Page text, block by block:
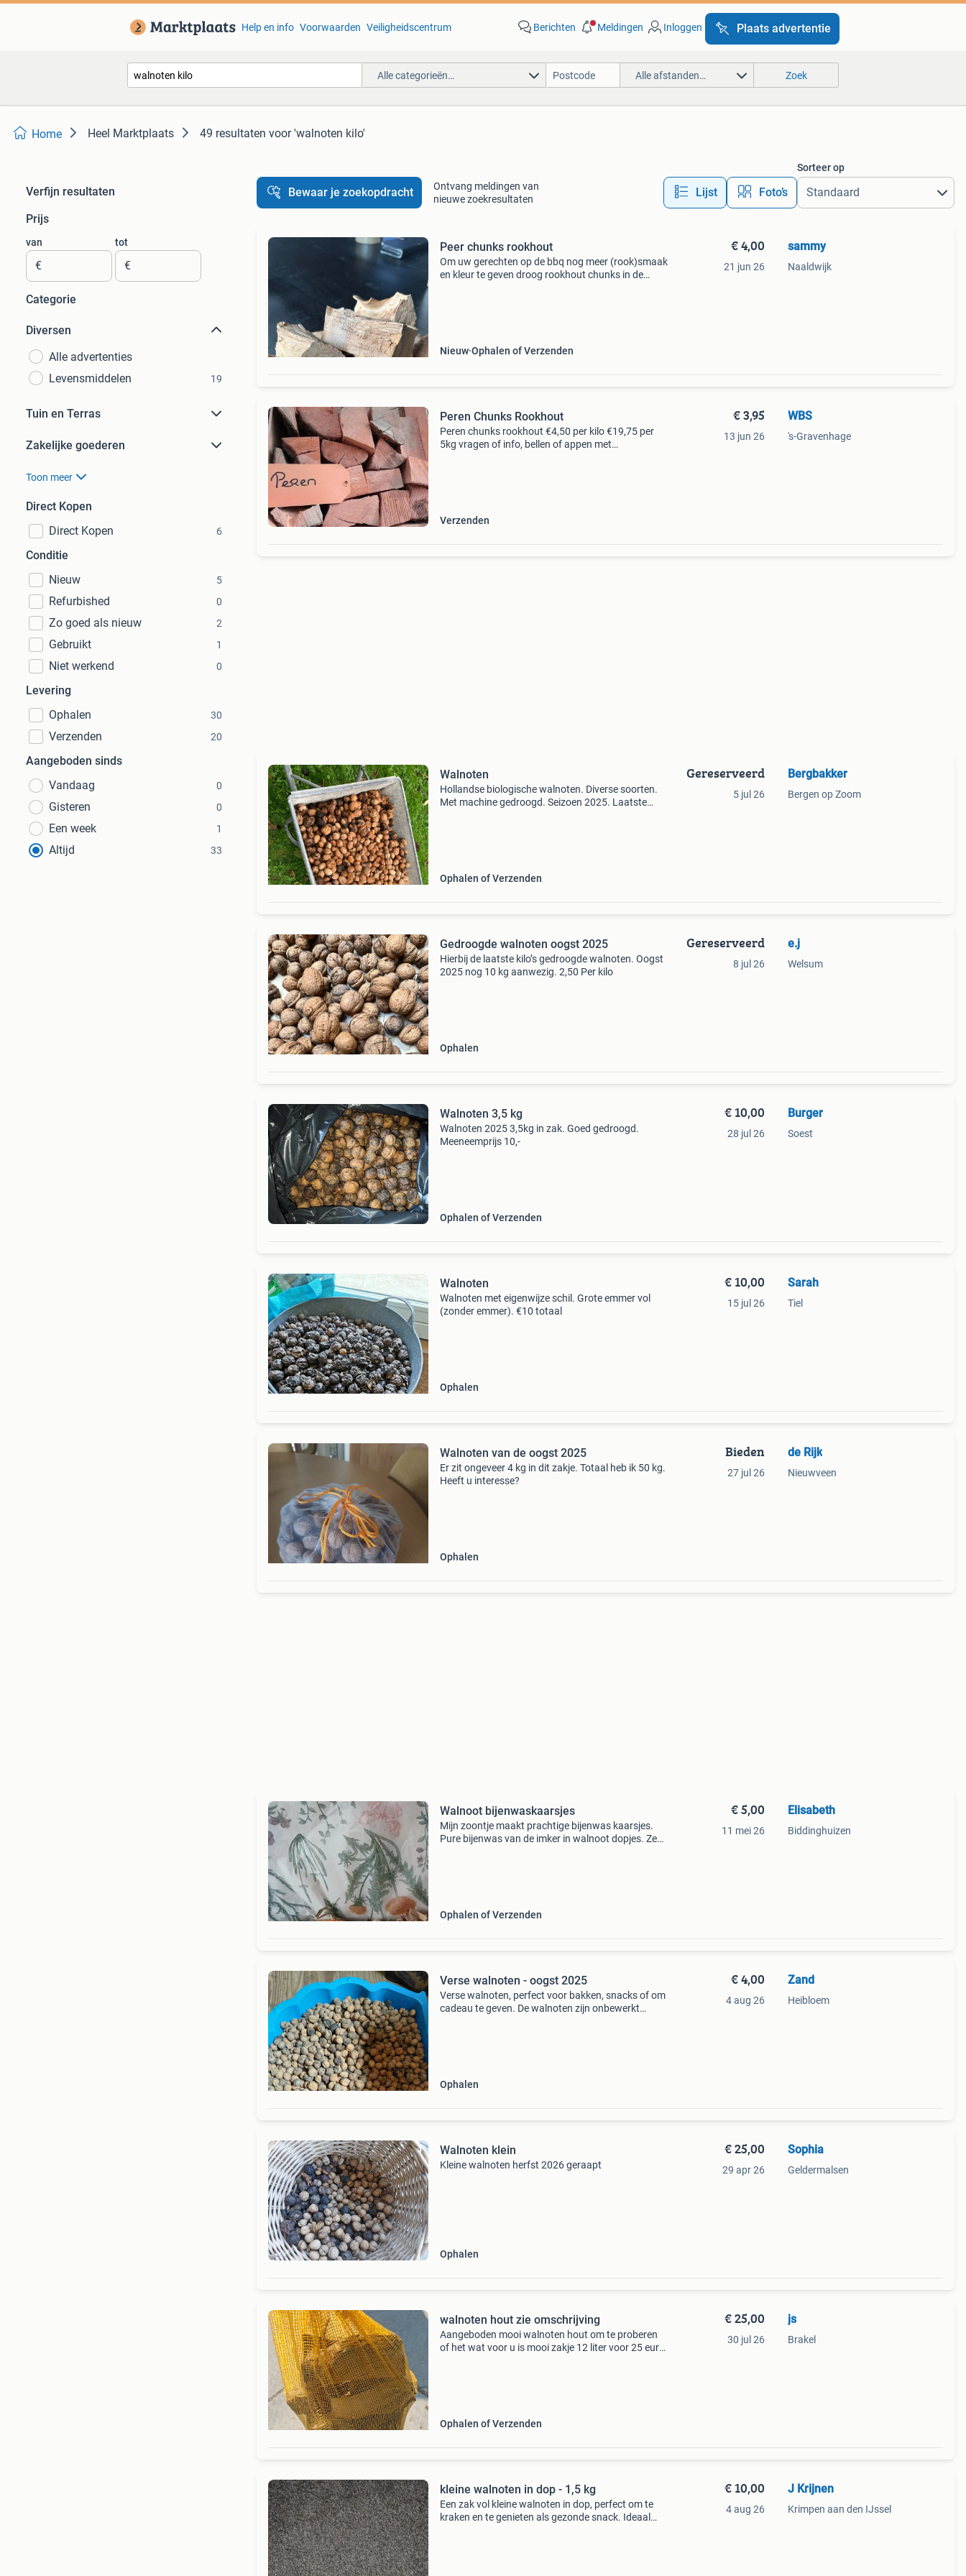
Help en info Voorwaarden Veiligheidscentrum Berichten Meldingen Inloggen Plaats advertentie
Alle categorieën… Alle afstanden… Zoek
Home Heel Marktplaats 49 resultaten voor 'walnoten kilo'
Verfijn resultaten
Prijs
van
€
tot
€
Categorie
Diversen
Alle advertenties
Levensmiddelen
19
Tuin en Terras
Zakelijke goederen
Toon meer
Direct Kopen
Direct Kopen
6
Conditie
Nieuw
5
Refurbished 0
Zo goed als nieuw 2
Gebruikt 1
Niet werkend 0
Levering
Ophalen
30
Verzenden 20
Aangeboden sinds
Vandaag
0
Gisteren 0
Een week 1
Altijd 33
Bewaar je zoekopdracht
Ontvang meldingen van
nieuwe zoekresultaten
Lijst Foto’s
Sorteer op
Peer chunks rookhout
Om uw gerechten op de bbq nog meer (rook)smaak
en kleur te geven droog rookhout chunks in de
Nieuw Ophalen of Verzenden
€ 4,00
21 jun 26
sammy
Naaldwijk
Peren Chunks Rookhout
Peren chunks rookhout €4,50 per kilo €19,75 per
5kg vragen of info, bellen of appen met
Verzenden
€ 3,95
13 jun 26
WBS
's-Gravenhage
Walnoten
Hollandse biologische walnoten. Diverse soorten.
Met machine gedroogd. Seizoen 2025. Laatste
Ophalen of Verzenden
Gereserveerd
5 jul 26
Bergbakker
Bergen op Zoom
Gedroogde walnoten oogst 2025
Hierbij de laatste kilo’s gedroogde walnoten. Oogst
2025 nog 10 kg aanwezig. 2,50 Per kilo
Ophalen
Gereserveerd
8 jul 26
e.j
Welsum
Walnoten 3,5 kg
Walnoten 2025 3,5kg in zak. Goed gedroogd.
Meeneemprijs 10,-
Ophalen of Verzenden
€ 10,00
28 jul 26
Burger
Soest
Walnoten
Walnoten met eigenwijze schil. Grote emmer vol
(zonder emmer). €10 totaal
Ophalen
€ 10,00
15 jul 26
Sarah
Tiel
Walnoten van de oogst 2025
Er zit ongeveer 4 kg in dit zakje. Totaal heb ik 50 kg.
Heeft u interesse?
Ophalen
Bieden
27 jul 26
de Rijk
Nieuwveen
Walnoot bijenwaskaarsjes
Mijn zoontje maakt prachtige bijenwas kaarsjes.
Pure bijenwas van de imker in walnoot dopjes. Ze
Ophalen of Verzenden
€ 5,00
11 mei 26
Elisabeth
Biddinghuizen
Verse walnoten - oogst 2025
Verse walnoten, perfect voor bakken, snacks of om
cadeau te geven. De walnoten zijn onbewerkt
Ophalen
€ 4,00
4 aug 26
Zand
Heibloem
Walnoten klein
Kleine walnoten herfst 2026 geraapt
Ophalen
€ 25,00
29 apr 26
Sophia
Geldermalsen
walnoten hout zie omschrijving
Aangeboden mooi walnoten hout om te proberen
of het wat voor u is mooi zakje 12 liter voor 25 euro
Ophalen of Verzenden
€ 25,00
30 jul 26
js
Brakel
kleine walnoten in dop - 1,5 kg
Een zak vol kleine walnoten in dop, perfect om te
kraken en te genieten als gezonde snack. Ideaal
€ 10,00
4 aug 26
J Krijnen
Krimpen aan den IJssel